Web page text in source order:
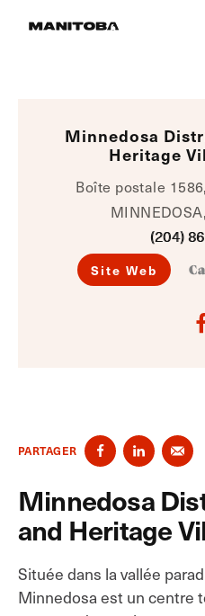
Minnedosa
Heritage
Boîte postale
(204)
Site Web
PARTAGER
Minnedosa
and Heritage
Située dans la vallée
Minnedosa est un centre